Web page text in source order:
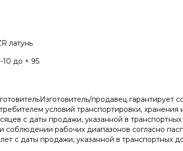
латунь
10 до + 95
продавец
условий транспортировки, хранения
с даты продажи, указанной в
соблюдении рабочих диапазонов согласно
с даты продажи, указанной в транспортных